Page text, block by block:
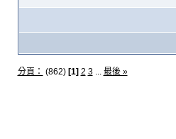
分頁： (862) [1] 2 3... 最後 »